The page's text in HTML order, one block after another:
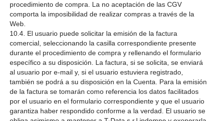
procedimiento de compra. La no aceptación de las CGV
comporta la imposibilidad de realizar compras a través de la
Web.
10.4. El usuario puede solicitar la emisión de la factura
comercial, seleccionando la casilla correspondiente presente
durante el procedimiento de compra y rellenando el formulario
específico a su disposición. La factura, si se solicita, se enviará
al usuario por e-mail y, si el usuario estuviera registrado,
también se podrá a su disposición en la Cuenta. Para la emisión
de la factura se tomarán como referencia los datos facilitados
por el usuario en el formulario correspondiente y que el usuario
garantiza haber respondido conforme a la verdad. El usuario se